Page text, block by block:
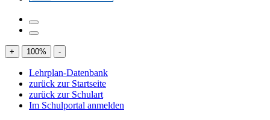
+ 100% -
Lehrplan-Datenbank
zurück zur Startseite
zurück zur Schulart
Im Schulportal anmelden